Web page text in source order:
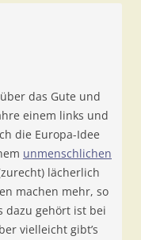
das Gute und
einem links und
die Europa-Idee
unmenschlichen
lächerlich
machen mehr, so
dazu gehört ist bei
vielleicht gibt’s